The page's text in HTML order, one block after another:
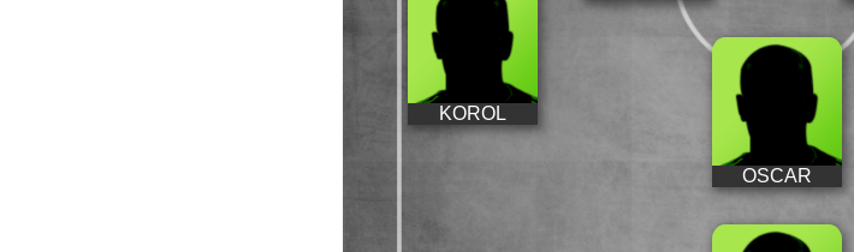
KOROL
OSCAR